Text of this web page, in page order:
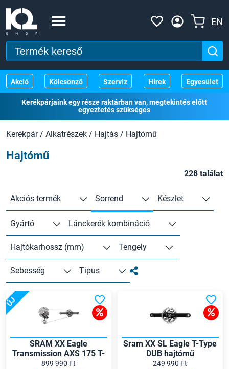
EN
Akció Kölcsönző Szerviz Hírek Egyesület
Kerékpárjaink egy része raktárban van, megtekintés előtt
egyeztetés szükséges
Kerékpár / Alkatrészek / Hajtás / Hajtómű
Hajtómű
228 találat
Akciós termék Sorrend Készlet
Gyártó Lánckerék kombináció
Hajtókarhossz (mm) Tengely
Sebesség Tipus
ÚJ
SRAM XX Eagle
Transmission AXS 175 T-
Type hajtás szett
899 990 Ft
Sram XX SL Eagle T-Type
DUB hajtómű
249 990 Ft